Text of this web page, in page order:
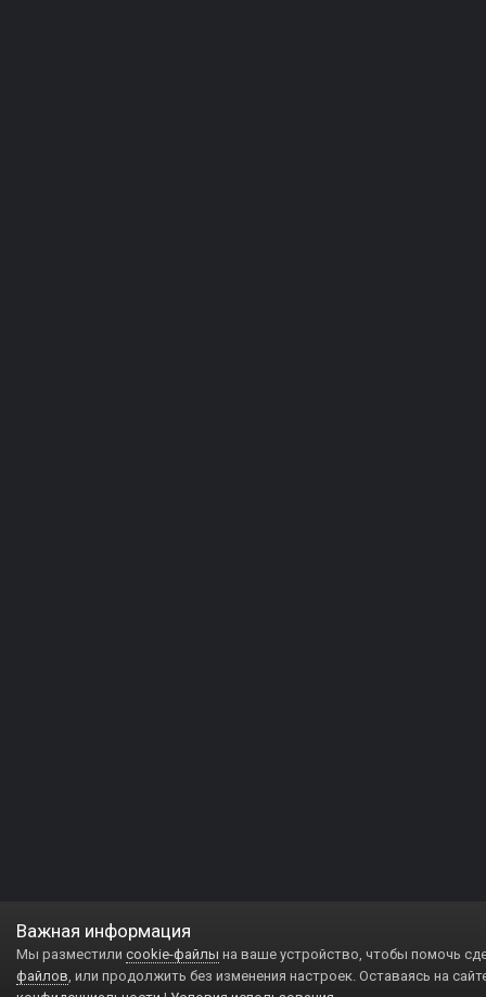
Важная информация
Мы разместили cookie-файлы на ваше устройство, чтобы помочь
файлов, или продолжить без изменения настроек. Оставаясь на